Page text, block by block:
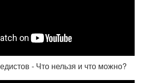
- Что нельзя и что можно?